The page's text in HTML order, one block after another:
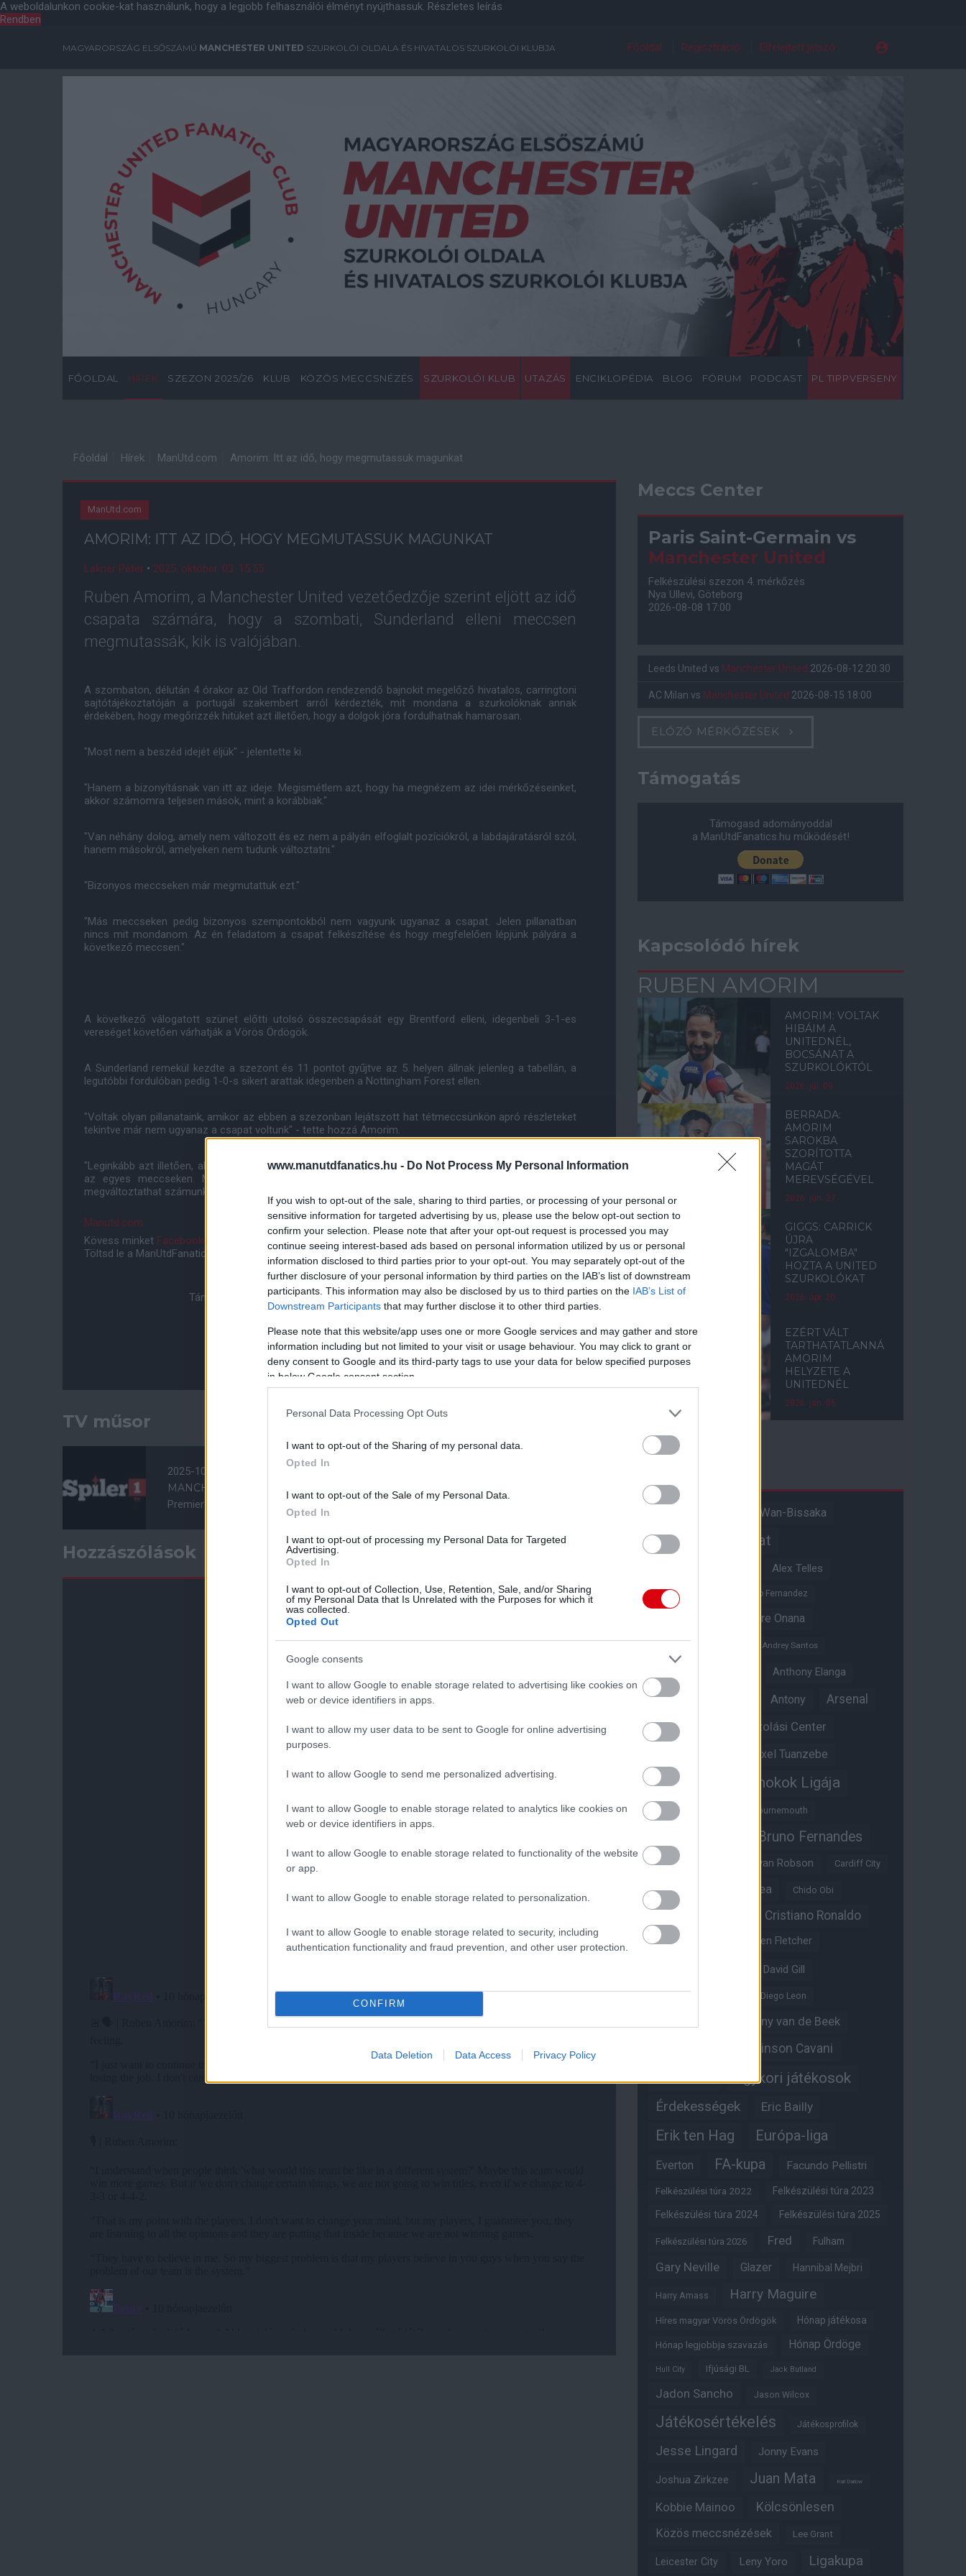
www.manutdfanatics.hu - Do Not Process My Personal Information
If you wish to opt-out of the sale, sharing to third parties, or processing of your personal or
sensitive information for targeted advertising by us, please use the below opt-out section to
confirm your selection. Please note that after your opt-out request is processed you may
continue seeing interest-based ads based on personal information utilized by us or personal
information disclosed to third parties prior to your opt-out. You may separately opt-out of the
further disclosure of your personal information by third parties on the IAB’s list of downstream
participants. This information may also be disclosed by us to third parties on the IAB’s List of
Downstream Participants that may further disclose it to other third parties.
Please note that this website/app uses one or more Google services and may gather and store
information including but not limited to your visit or usage behaviour. You may click to grant or
deny consent to Google and its third-party tags to use your data for below specified purposes
in below Google consent section.
Personal Data Processing Opt Outs
I want to opt-out of the Sharing of my personal data.
Opted In
I want to opt-out of the Sale of my Personal Data.
Opted In
I want to opt-out of processing my Personal Data for Targeted
Advertising.
Opted In
I want to opt-out of Collection, Use, Retention, Sale, and/or Sharing
of my Personal Data that Is Unrelated with the Purposes for which it
was collected.
Opted Out
Google consents
I want to allow Google to enable storage related to advertising like cookies on
web or device identifiers in apps.
I want to allow my user data to be sent to Google for online advertising
purposes.
I want to allow Google to send me personalized advertising.
I want to allow Google to enable storage related to analytics like cookies on
web or device identifiers in apps.
I want to allow Google to enable storage related to functionality of the website
or app.
I want to allow Google to enable storage related to personalization.
I want to allow Google to enable storage related to security, including
authentication functionality and fraud prevention, and other user protection.
CONFIRM
Data Deletion Data Access Privacy Policy
A weboldalunkon cookie-kat használunk, hogy a legjobb felhasználói élményt nyújthassuk. Részletes leírás
Rendben
MAGYARORSZÁG ELSŐSZÁMÚ MANCHESTER UNITED SZURKOLÓI OLDALA ÉS HIVATALOS SZURKOLÓI KLUBJA Főoldal Regisztráció Elfelejtett jelszó
FŐOLDAL HÍREK SZEZON 2025/26 KLUB KÖZÖS MECCSNÉZÉS SZURKOLÓI KLUB UTAZÁS ENCIKLOPÉDIA BLOG FÓRUM PODCAST PL TIPPVERSENY
Főoldal Hírek ManUtd.com Amorim: Itt az idő, hogy megmutassuk magunkat
ManUtd.com
AMORIM: ITT AZ IDŐ, HOGY MEGMUTASSUK MAGUNKAT
Lakner Péter • 2025. október. 03. 15:55
Ruben Amorim, a Manchester United vezetőedzője szerint eljött az idő
csapata számára, hogy a szombati, Sunderland elleni meccsen
megmutassák, kik is valójában.
A szombaton, délután 4 órakor az Old Traffordon rendezendő bajnokit megelőző hivatalos, carringtoni
sajtótájékoztatóján a portugál szakembert arról kérdezték, mit mondana a szurkolóknak annak
érdekében, hogy megőrizzék hitüket azt illetően, hogy a dolgok jóra fordulhatnak hamarosan.
"Most nem a beszéd idejét éljük" - jelentette ki.
"Hanem a bizonyításnak van itt az ideje. Megismétlem azt, hogy ha megnézem az idei mérkőzéseinket,
akkor számomra teljesen mások, mint a korábbiak."
"Van néhány dolog, amely nem változott és ez nem a pályán elfoglalt pozíciókról, a labdajáratásról szól,
hanem másokról, amelyeken nem tudunk változtatni."
"Bizonyos meccseken már megmutattuk ezt."
"Más meccseken pedig bizonyos szempontokból nem vagyunk ugyanaz a csapat. Jelen pillanatban
nincs mit mondanom. Az én feladatom a csapat felkészítése és hogy megfelelően lépjünk pályára a
következő meccsen."
A következő válogatott szünet előtti utolsó összecsapását egy Brentford elleni, idegenbeli 3-1-es
vereséget követően várhatják a Vörös Ördögök.
A Sunderland remekül kezdte a szezont és 11 pontot gyűjtve az 5. helyen állnak jelenleg a tabellán, a
legutóbbi fordulóban pedig 1-0-s sikert arattak idegenben a Nottingham Forest ellen.
"Voltak olyan pillanataink, amikor az ebben a szezonban lejátszott hat tétmeccsünkön apró részleteket
tekintve már nem ugyanaz a csapat voltunk" - tette hozzá Amorim.
"Leginkább azt illetően, ahogyan játszottunk, amennyi erőfeszítést tettünk, de ezek mértéke eltérő volt
az egyes meccseken. Meg kell találnunk az egyensúlyt, mert ha ez sikerül, akkor az mindent
megváltoztathat számunkra."
Manutd.com
Kövess minket Facebookon és
YouTube-on is!
Töltsd le a ManUtdFanatics.hu mobil applikációtAndroidraésiOS-re!
Támogasd adományoddal a ManUtdFanatics.hu működését!
TV műsor
2025-10-04 16:00
MANCHESTER UNITED - SUNDERLAND
Premier League, 7. forduló
Hozzászólások
Meccs Center
Paris Saint-Germain vs
Manchester United
Felkészülési szezon 4. mérkőzés
Nya Ullevi, Göteborg
2026-08-08 17:00
Leeds United vs Manchester United 2026-08-12 20:30
AC Milan vs Manchester United 2026-08-15 18:00
ELŐZŐ MÉRKŐZÉSEK
Támogatás
Támogasd adományoddal
a ManUtdFanatics.hu működését!
Kapcsolódó hírek
RUBEN AMORIM
AMORIM: VOLTAK
HIBÁIM A
UNITEDNÉL,
BOCSÁNAT A
SZURKOLÓKTÓL
2026. júl. 09.
BERRADA:
AMORIM
SAROKBA
SZORÍTOTTA
MAGÁT
MEREVSÉGÉVEL
2026. jún. 27.
GIGGS: CARRICK
ÚJRA
"IZGALOMBA"
HOZTA A UNITED
SZURKOLÓKAT
2026. ápr. 20.
EZÉRT VÁLT
TARTHATATLANNÁ
AMORIM
HELYZETE A
UNITEDNÉL
2026. jan. 05.
Aaron Wan-Bissaka
Akadémiai csapat
Alex Telles
Altay Bayindir Alvaro Fernandez
Andre Onana
Andreas Pereira
Andrey Santos
Anthony Elanga
Anthony Martial Antony Arsenal
Aston Villa Átigazolási Center
Axel Tuanzebe
Ayden Heaven Bajnokok Ligája
Benjamin Sesko Bournemouth
Bruno Fernandes
Bryan Mbeumo Bryan Robson Cardiff City
Casemiro Chelsea Chido Obi
Cristiano Ronaldo
Crystal Palace Darren Fletcher
David Gill
Dean Henderson Diego Leon
Donny van de Beek
Edinson Cavani
Edzői stáb Egykori játékosok
Érdekességek Eric Bailly
Erik ten Hag Európa-liga
Everton FA-kupa Facundo Pellistri
Felkészülési túra 2022 Felkészülési túra 2023
Felkészülési túra 2024 Felkészülési túra 2025
Felkészülési túra 2026 Fred Fulham
Gary Neville Glazer Hannibal Mejbri
Harry Amass Harry Maguire
Híres magyar Vörös Ördögök Hónap játékosa
Hónap legjobbja szavazás Hónap Ördöge
Hull City Ifjúsági BL Jack Butland
Jadon Sancho Jason Wilcox
Játékosértékelés Játékosprofilok
Jesse Lingard Jonny Evans
Joshua Zirkzee Juan Mata Karl Darlow
Kobbie Mainoo Kölcsönlesen
Közös meccsnézések Lee Grant
Leicester City Leny Yoro Ligakupa